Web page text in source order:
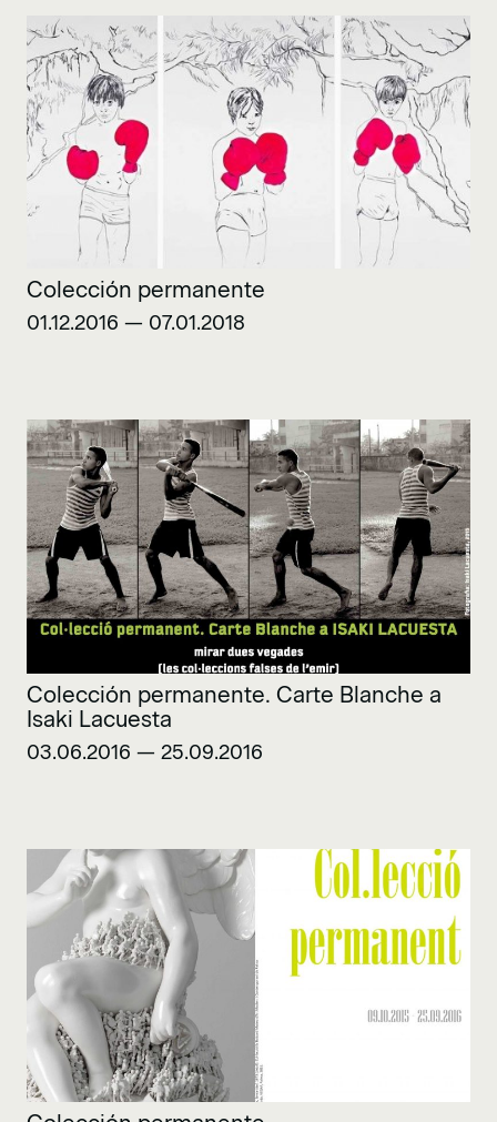
Colección permanente
01.12.2016 — 07.01.2018
Colección permanente. Carte Blanche a
Isaki Lacuesta
03.06.2016 — 25.09.2016